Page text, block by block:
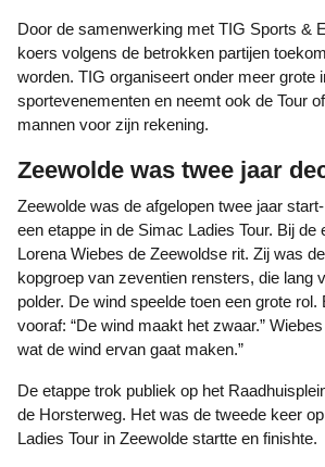
Door de samenwerking met TIG Sports & Events moet de
koers volgens de betrokken partijen
worden. TIG organiseert onder meer grote
sportevenementen en neemt ook de Tour
mannen voor zijn rekening.
Zeewolde was twee jaar
Zeewolde was de afgelopen twee jaar start- en finishplaats van
een etappe in de Simac Ladies Tour. Bij de
Lorena Wiebes de Zeewoldse rit. Zij was
kopgroep van zeventien rensters, die lang
polder. De wind speelde toen een grote
vooraf: “De wind maakt het zwaar.”
wat de wind ervan gaat maken.”
De etappe trok publiek op het Raadhuisplein en bij de finish aan
de Horsterweg. Het was de tweede keer
Ladies Tour in Zeewolde startte en finishte.